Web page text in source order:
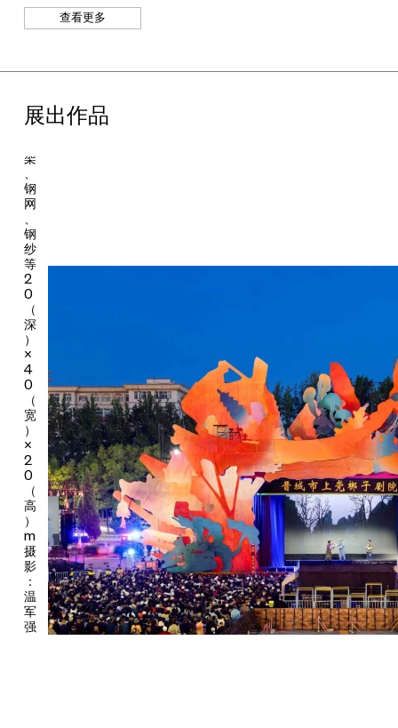
《凤台》，作为贯穿此次艺术周整体叙事与空间体验的核心载体。
《凤台》立于晋城市民广场轴线尽端，以“吹箫引凤”的历史典故为
仰体系紧密相连，形成“村村有庙，庙庙有台”的独特文化景观。它
不仅是一种延续至今的表演艺术形式，更是一种维系社区情感与公
共生活的文化机制。围绕此次大型特定场域公共艺术装置《凤
台》，“有凤来栖”上党梆子艺术周以“好戏荟凤台，锵锵萃晋城”为
主题，邀请晋城市上党梆子剧院展开为期六天的戏曲展演。以上党
梆子为核心，汇聚山西四大梆子名家及青年演员联袂出演，甄选传
统经典剧目与革命题材精品剧目轮番上演。在六天的演出中，传统
戏曲从节庆语境中的阶段性呈现，突破既有舞台边界，转化为一种
可被感知、参与、共享的公共文化经验，在当代艺术构建的空间之
中焕发新的观看方式与情感联结。4月30号当晚，第七届山西（晋
城）太行山文化旅游节暨“梆声启幕”戏曲晚会正式启幕，知名戏曲
主持人白燕升担纲主持，多位中国戏剧梅花奖艺术家与杏花奖名家
同台献演，融合上党梆子、晋剧、蒲剧、北路梆子、昆曲等多剧种
声腔，各具特色的戏曲在同一空间中交汇，为整场艺术周拉开序
幕。
而本次艺术周“有凤来栖”这一主题，源自晋城金凤凰庇佑山河的地
方传说，在连续近一年的城市文化盛宴中完成一次精妙的当代转
译。2025年，由UCCA Lab策划的晋城城市体验中心的开馆展
——“古建新语”当代艺术展，首次以艺术语言转译晋城古建，开启
了“有凤来栖”的序章。今年4月初，UCCA Lab邀请艺术家崔小清
为晋城创作的户外大型装置《百鸟朝凤》，在城市体验中心南入口
绽放。而今随着《凤台》落地于晋城市民广场轴线尽端，“有凤来
栖”又在《凤台》的实体空间中获得了新的意涵：《凤台》成为“栖
息之所”，戏曲艺术、表演者与市民在此汇聚，如凤来栖。在公共
查看更多
展出作品
凤
台
2
6
架
钢
网
钢
纱
等
2
0
（
深
）
×
4
0
（
宽
）
×
2
0
（
高
）
m
摄
影
：
温
军
强